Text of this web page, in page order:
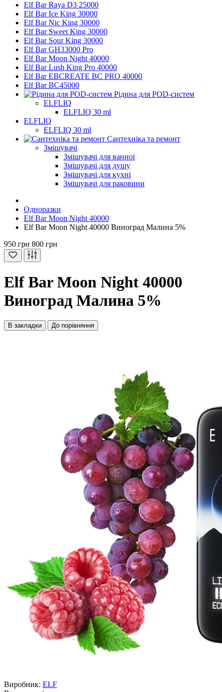
Elf Bar Raya D3 25000
Elf Bar Ice King 30000
Elf Bar Nic King 30000
Elf Bar Sweet King 30000
Elf Bar Sour King 30000
Elf Bar GH33000 Pro
Elf Bar Moon Night 40000
Elf Bar Lush King Pro 40000
Elf Bar EBCREATE BC PRO 40000
Elf Bar BC45000
Рідина для POD-систем
ELFLIQ
ELFLIQ 30 ml
ELFLIQ
ELFLIQ 30 ml
Сантехніка та ремонт
Змішувачі
Змішувачі для ванної
Змішувачі для душу
Змішувачі для кухні
Змішувачі для раковини
Одноразки
Elf Bar Moon Night 40000
Elf Bar Moon Night 40000 Виноград Малина 5%
950 грн 800 грн
Elf Bar Moon Night 40000
Виноград Малина 5%
В закладки До порівняння
Виробник: ELF